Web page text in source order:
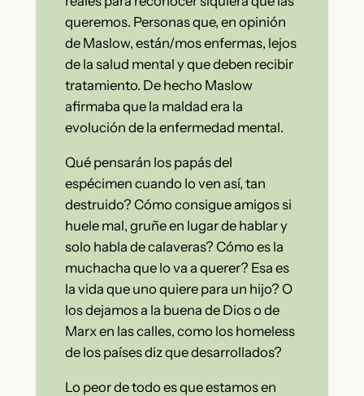
queremos. Personas que, en opinión
de Maslow, están/mos enfermas, lejos
de la salud mental y que deben recibir
tratamiento. De hecho Maslow
afirmaba que la maldad era la
evolución de la enfermedad mental.
Qué pensarán los papás del
espécimen cuando lo ven así, tan
destruido? Cómo consigue amigos si
huele mal, gruñe en lugar de hablar y
solo habla de calaveras? Cómo es la
muchacha que lo va a querer? Esa es
la vida que uno quiere para un hijo? O
los dejamos a la buena de Dios o de
Marx en las calles, como los homeless
de los países diz que desarrollados?
Lo peor de todo es que estamos en